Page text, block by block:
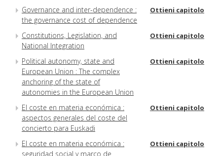
Governance and inter-dependence :
the governance cost of dependence
Ottieni capitolo
Constitutions, Legislation, and
National Integration
Ottieni capitolo
Political autonomy, state and
European Union : The complex
anchoring of the state of
autonomies in the European Union
Ottieni capitolo
El coste en materia económica :
aspectos generales del coste del
concierto para Euskadi
Ottieni capitolo
El coste en materia económica :
seguridad social y marco de
Ottieni capitolo